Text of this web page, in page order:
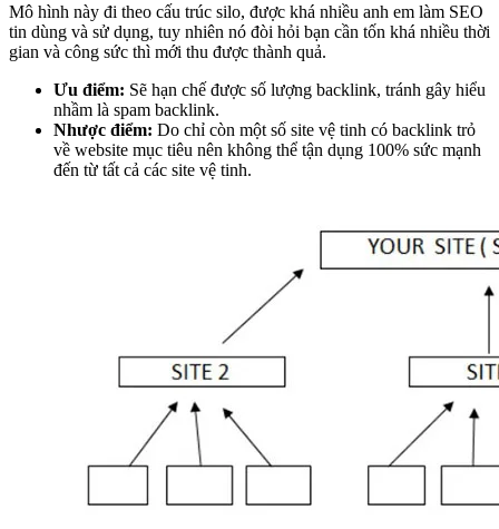
Mô hình này đi theo cấu trúc silo, được khá nhiều anh em làm SEO
tin dùng và sử dụng, tuy nhiên nó đòi hỏi bạn cần tốn khá nhiều thời
gian và công sức thì mới thu được thành quả.
Ưu điểm: Sẽ hạn chế được số lượng backlink, tránh gây hiểu
nhầm là spam backlink.
Nhược điểm: Do chỉ còn một số site vệ tinh có backlink trỏ
về website mục tiêu nên không thể tận dụng 100% sức mạnh
đến từ tất cả các site vệ tinh.